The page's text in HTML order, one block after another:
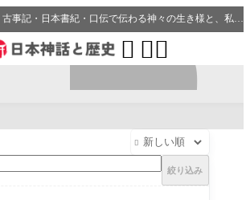
日本神話・日本の歴史、古事記・日本書紀・口伝で伝わる神々の生き様と、私たちの分野・生活、開運、神社との繋がり
 

絞り込み